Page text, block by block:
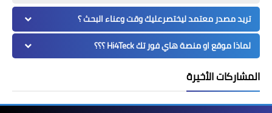
تريد مصدر معتمد ليختصرعليك وقت وعناء البحث ؟
لماذا موقع او منصة هاي فور تك Hi4Teck ؟؟؟
المشاركات الأخيرة